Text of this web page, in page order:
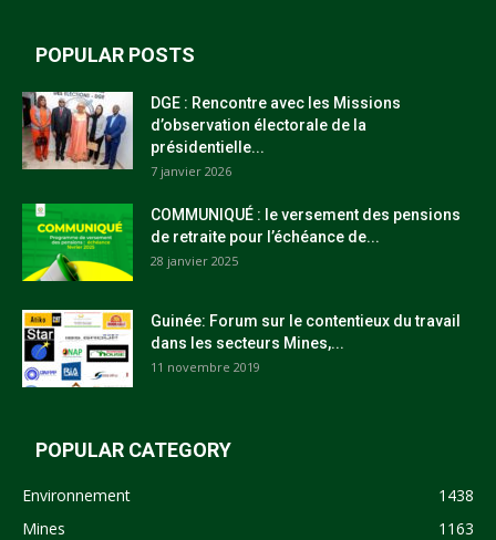
POPULAR POSTS
DGE : Rencontre avec les Missions
d’observation électorale de la
présidentielle...
7 janvier 2026
COMMUNIQUÉ : le versement des pensions
de retraite pour l’échéance de...
28 janvier 2025
Guinée: Forum sur le contentieux du travail
dans les secteurs Mines,...
11 novembre 2019
POPULAR CATEGORY
Environnement
1438
Mines
1163